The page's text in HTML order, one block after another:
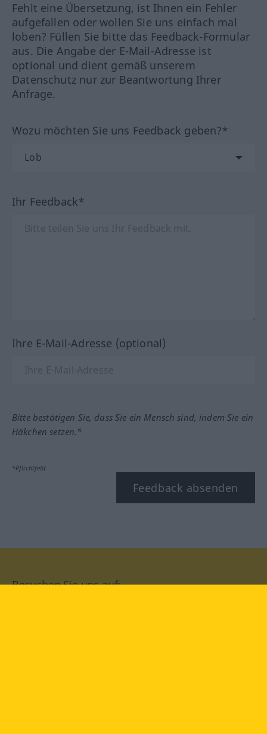
Fehlt eine Übersetzung, ist Ihnen ein Fehler
aufgefallen oder wollen Sie uns einfach mal
loben? Füllen Sie bitte das Feedback-Formular
aus. Die Angabe der E-Mail-Adresse ist
optional und dient gemäß unserem
Datenschutz nur zur Beantwortung Ihrer
Anfrage.
Wozu möchten Sie uns Feedback geben?*
Ihr Feedback*
Ihre E-Mail-Adresse (optional)
Bitte bestätigen Sie, dass Sie ein Mensch sind, indem Sie ein
Häkchen setzen.*
*Pflichtfeld
Feedback absenden
Besuchen Sie uns auf: